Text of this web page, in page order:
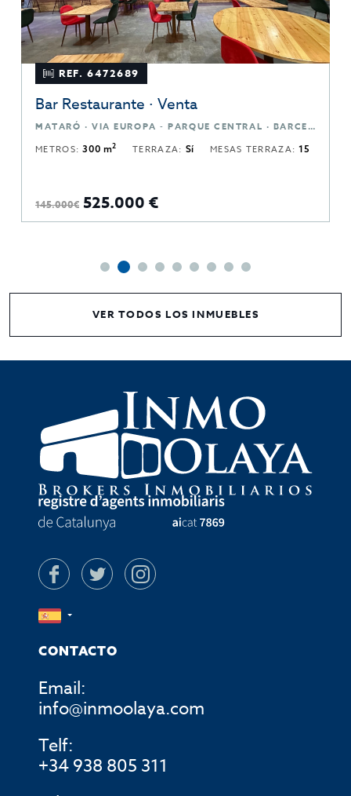
REF. 6472689
Bar Restaurante · Venta
MATARÓ · VIA EUROPA - PARQUE CENTRAL · BARCELONA
METROS:300 m2 TERRAZA: Sí MESAS TERRAZA:15
145.000€ 525.000 €
VER TODOS LOS INMUEBLES
CONTACTO
Email:
info@inmoolaya.com
Telf:
+34 938 805 311